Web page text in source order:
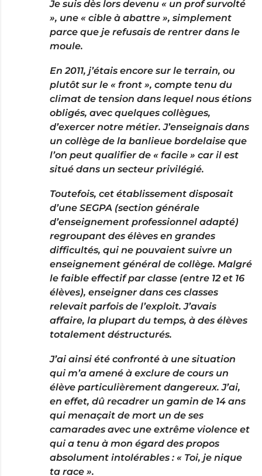
Je suis dès lors devenu « un prof survolté
», une « cible à abattre », simplement
parce que je refusais de rentrer dans le
moule.
En 2011, j’étais encore sur le terrain, ou
plutôt sur le « front », compte tenu du
climat de tension dans lequel nous étions
obligés, avec quelques collègues,
d’exercer notre métier. J’enseignais dans
un collège de la banlieue bordelaise que
l’on peut qualifier de « facile » car il est
situé dans un secteur privilégié.
Toutefois, cet établissement disposait
d’une SEGPA (section générale
d’enseignement professionnel adapté)
regroupant des élèves en grandes
difficultés, qui ne pouvaient suivre un
enseignement général de collège. Malgré
le faible effectif par classe (entre 12 et 16
élèves), enseigner dans ces classes
relevait parfois de l’exploit. J’avais
affaire, la plupart du temps, à des élèves
totalement déstructurés.
J’ai ainsi été confronté à une situation
qui m’a amené à exclure de cours un
élève particulièrement dangereux. J’ai,
en effet, dû recadrer un gamin de 14 ans
qui menaçait de mort un de ses
camarades avec une extrême violence et
qui a tenu à mon égard des propos
absolument intolérables : « Toi, je nique
ta race ».